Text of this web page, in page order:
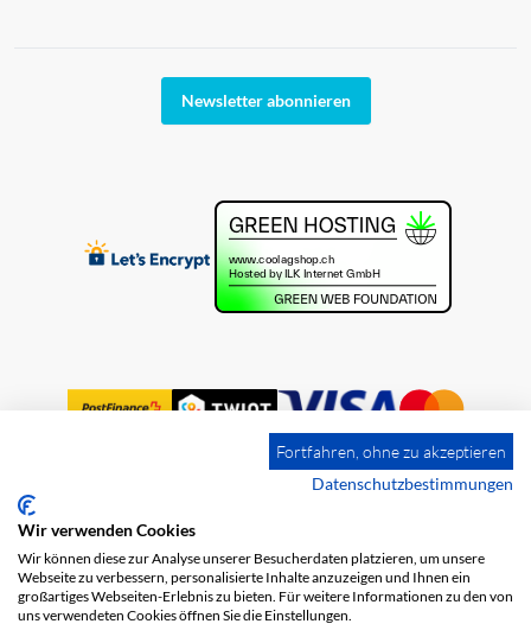
Newsletter abonnieren
Impressum
Datenschutz
Fortfahren, ohne zu akzeptieren
Datenschutzbestimmungen
Wir verwenden Cookies
Wir können diese zur Analyse unserer Besucherdaten platzieren, um unsere
Webseite zu verbessern, personalisierte Inhalte anzuzeigen und Ihnen ein
großartiges Webseiten-Erlebnis zu bieten. Für weitere Informationen zu den von
uns verwendeten Cookies öffnen Sie die Einstellungen.